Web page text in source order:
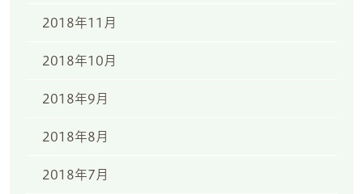
2018年11月
2018年10月
2018年9月
2018年8月
2018年7月